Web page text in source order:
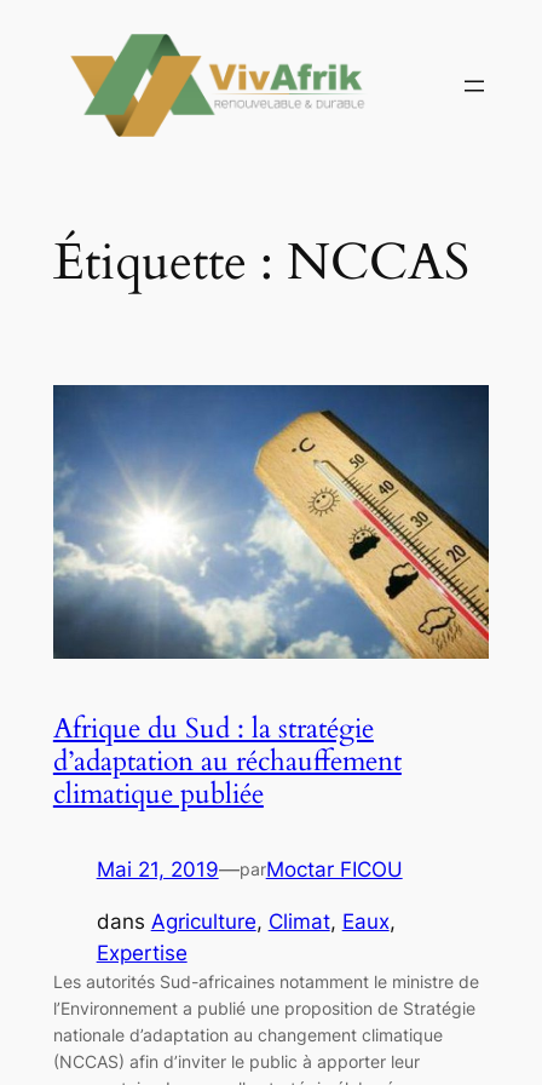
contenu
Étiquette : NCCAS
Afrique du Sud : la stratégie
d’adaptation au réchauffement
climatique publiée
Mai 21, 2019—parMoctar FICOU
dans Agriculture, Climat, Eaux
Expertise
Les autorités Sud-africaines notamment le ministre de
l’Environnement a publié une proposition de Stratégie
nationale d’adaptation au changement climatique
(NCCAS) afin d’inviter le public à apporter leur